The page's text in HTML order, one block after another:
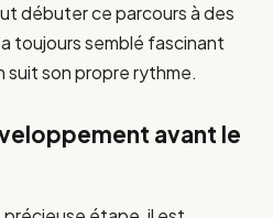
débuter ce parcours à des
toujours semblé fascinant
suit son propre rythme.
avant le